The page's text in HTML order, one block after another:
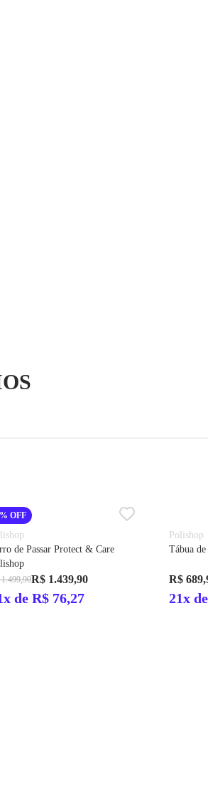
OFF
de Passar Protect & Care
R$ 1.439,90
de R$ 76,27
Polishop
Tábua de
R$
21x